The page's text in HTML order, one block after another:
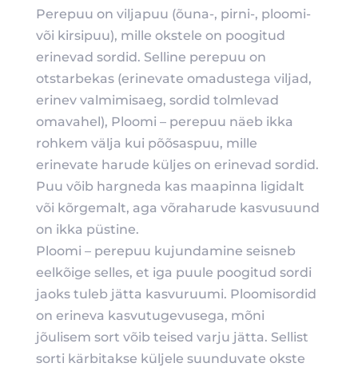
Perepuu on viljapuu (õuna-, pirni-, ploomi-
või kirsipuu), mille okstele on poogitud
erinevad sordid. Selline perepuu on
otstarbekas (erinevate omadustega viljad,
erinev valmimisaeg, sordid tolmlevad
omavahel), Ploomi – perepuu näeb ikka
rohkem välja kui põõsaspuu, mille
erinevate harude küljes on erinevad sordid.
Puu võib hargneda kas maapinna ligidalt
või kõrgemalt, aga võraharude kasvusuund
on ikka püstine.
Ploomi – perepuu kujundamine seisneb
eelkõige selles, et iga puule poogitud sordi
jaoks tuleb jätta kasvuruumi. Ploomisordid
on erineva kasvutugevusega, mõni
jõulisem sort võib teised varju jätta. Sellist
sorti kärbitakse küljele suunduvate okste